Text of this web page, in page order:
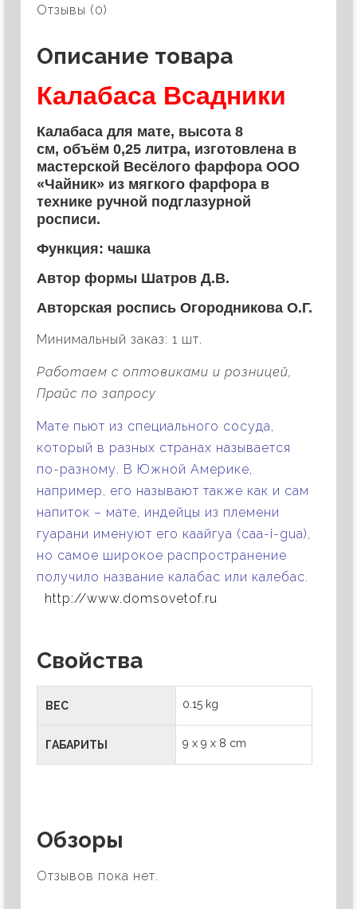
Отзывы (0)
Описание товара
Калабаса Всадники
Калабаса для мате, высота 8
см, объём 0,25 литра, изготовлена в
мастерской Весёлого фарфора ООО
«Чайник» из мягкого фарфора в
технике ручной подглазурной
росписи.
Функция: чашка
Автор формы Шатров Д.В.
Авторская роспись Огородникова О.Г.
Минимальный заказ: 1 шт.
Работаем с оптовиками и розницей,
Прайс по запросу
Мате пьют из специального сосуда,
который в разных странах называется
по-разному. В Южной Америке,
например, его называют также как и сам
напиток – мате, индейцы из племени
гуарани именуют его каайгуа (caa-i-gua),
но самое широкое распространение
получило название калабас или калебас.
http://www.domsovetof.ru
Свойства
ВЕС 0.15 kg
ГАБАРИТЫ 9 x 9 x 8 cm
Обзоры
Отзывов пока нет.